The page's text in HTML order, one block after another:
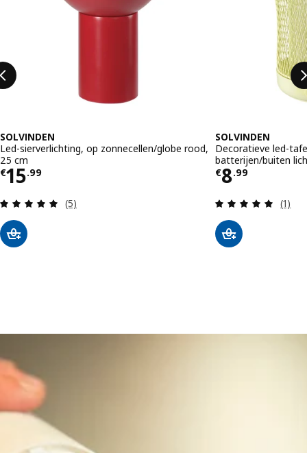
SOLVINDEN
Led-sierverlichting, op zonnecellen/globe rood,
25 cm
€15.99
Prijs € 15.99
Beoordeling: 5 van 5 sterren. Totaal
(5)
SOLVINDEN
Decoratieve led-
batterijen/buiten
€8.99
Prijs €
(1)